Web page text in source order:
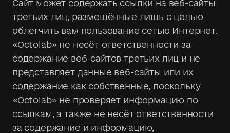
Сайт может содержать ссылки на веб-сайты
третьих лиц, размещённые лишь с целью
облегчить вам пользование сетью Интернет.
«Octolab» не несёт ответственности за
содержание веб-сайтов третьих лиц и не
представляет данные веб-сайты или их
содержание как собственные, поскольку
«Octolab» не проверяет информацию по
ссылкам, а также не несёт ответственности
за содержание и информацию,